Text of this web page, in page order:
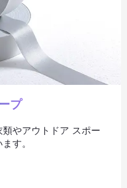
プ
やアウトドア スポー
す。